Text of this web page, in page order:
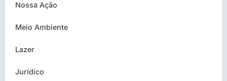
Nossa Ação
Meio Ambiente
Lazer
Jurídico